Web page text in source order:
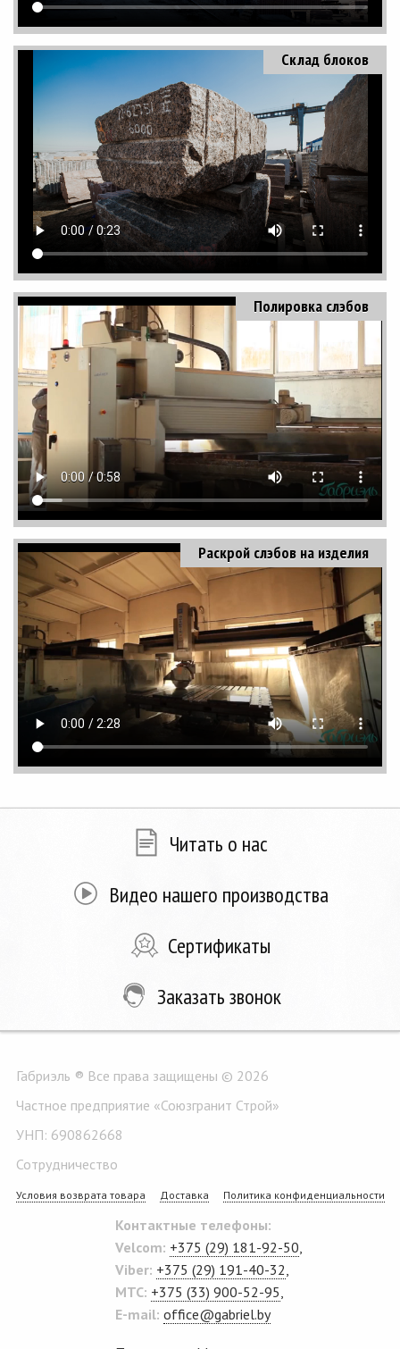
Склад блоков
Полировка слэбов
Раскрой слэбов на изделия
Читать о нас
Видео нашего производства
Сертификаты
Заказать звонок
Габриэль ® Все права защищены © 2026
Частное предприятие «Союзгранит Строй»
УНП: 690862668
Сотрудничество
Условия возврата товара Доставка Политика конфиденциальности
Контактные телефоны:
Velcom: +375 (29) 181-92-50
Viber: +375 (29) 191-40-32
MTC: +375 (33) 900-52-95
E-mail: office@gabriel.by